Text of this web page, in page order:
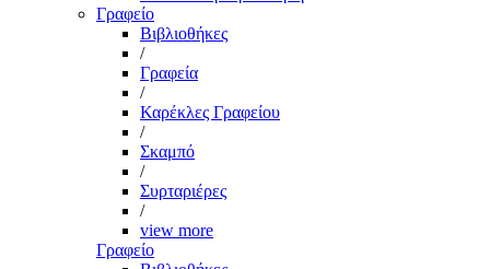
Γραφείο
Βιβλιοθήκες
/
Γραφεία
/
Καρέκλες Γραφείου
/
Σκαμπό
/
Συρταριέρες
/
view more
Γραφείο